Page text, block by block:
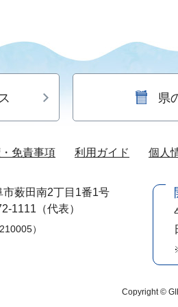
県
免責事項 利用ガイド 個人
市薮田南2丁目1番1号
1111（代表）
）
Copyright ©